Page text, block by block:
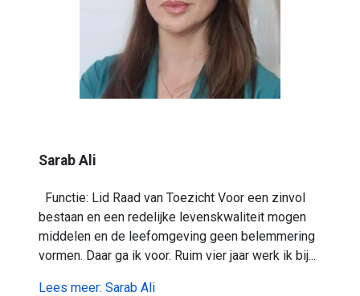
Sarab Ali
Functie: Lid Raad van Toezicht Voor een zinvol
bestaan en een redelijke levenskwaliteit mogen
middelen en de leefomgeving geen belemmering
vormen. Daar ga ik voor. Ruim vier jaar werk ik bij...
Lees meer: Sarab Ali